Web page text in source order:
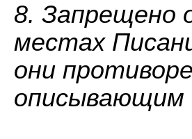
8.
местах
они
описывающим